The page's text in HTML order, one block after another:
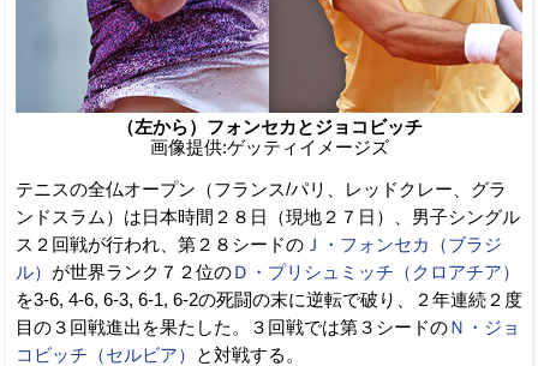
（左から）フォンセカとジョコビッチ
画像提供:ゲッティイメージズ
テニスの全仏オープン（フランス/パリ、レッドクレー、グラ
ンドスラム）は日本時間２８日（現地２７日）、男子シングル
ス２回戦が行われ、第２８シードの Ｊ・フォンセカ（ブラジ
ル） が世界ランク７２位のＤ・プリシュミッチ（クロアチア）
を3-6, 4-6, 6-3, 6-1, 6-2の死闘の末に逆転で破り、２年連続２度
目の３回戦進出を果たした。３回戦では第３シードのＮ・ジョ
コビッチ（セルビア）
と対戦する。